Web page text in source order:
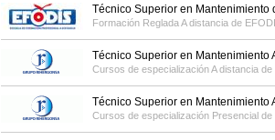
Técnico Superior en Mantenimiento
Formación Reglada A distancia de
Técnico Superior en Mantenimiento
Cursos de especialización A distancia de
Técnico Superior en Mantenimiento
Cursos de especialización Presencial de